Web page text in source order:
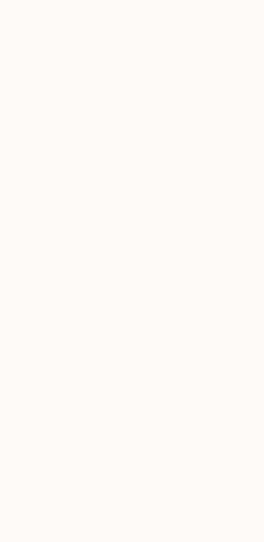
sa culture délicate et sa
élevé.
en petites quantités
spécialisés dans
selon l’origine, la
qualité du lot.
LA RÉUNION : LE
CÉLÈBRE
pointu
caféiers arabica ont été